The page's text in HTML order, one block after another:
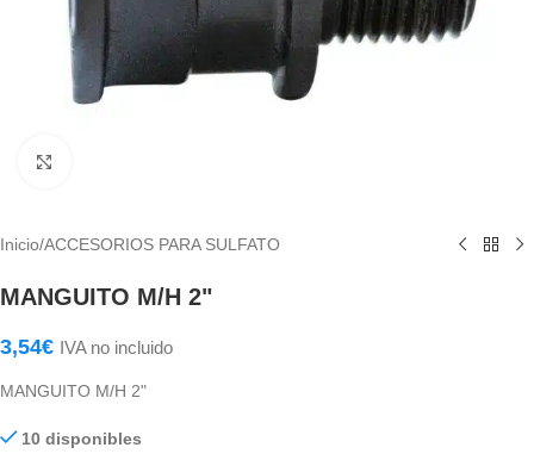
Inicio/ACCESORIOS PARA SULFATO
MANGUITO M/H 2"
3,54€ IVA no incluido
MANGUITO M/H 2"
10 disponibles